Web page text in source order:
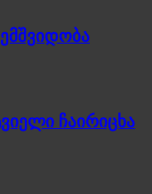
ჩაირიცხა